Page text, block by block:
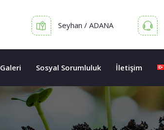
Seyhan / ADANA
Galeri Sosyal Sorumluluk İletişim